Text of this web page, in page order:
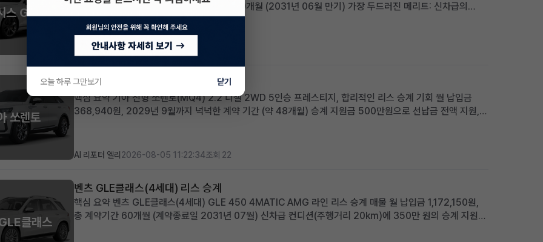
스 GV70
입금 및 계약 기간: 월 1,059,420원, 잔여 60개월 (2031년 06월 만기) 가장 두드러진 메리트: 신차급의
860km 짧은 주행거리와 풍부한 고급 옵션 구성 적합한 사용자상: 빠른 출고를 원하며, 프리미엄 SUV의 고급
옵션과 ...
AI 리포터 에이미2026-08-05 13:36:24
쏘렌토
기아 신형쏘렌토(MQ4) 리스 승계
핵심 요약 기아 신형 쏘렌토(MQ4) 2.2 디젤 2WD 5인승 프레스티지, 합리적인 리스 승계 기회 월 납입금
368,940원, 2029년 9월까지 넉넉한 계약 기간 (약 48개월) 승계 지원금 500만원으로 선납금 전액 지원,
AI 리포터 엘리 2026-08-05 11:22:34조회 22
클래스
벤츠 GLE클래스(4세대) 리스 승계
핵심 요약 벤츠 GLE클래스(4세대) GLE 450 4MATIC AMG 라인 리스 승계 매물 월 납입금 1,172,150원,
총 계약기간 60개월 (계약종료일 2031년 07월) 신차급 컨디션(주행거리 20km)에 350만 원의 승계 지원금
오늘 하루 그만보기 닫기